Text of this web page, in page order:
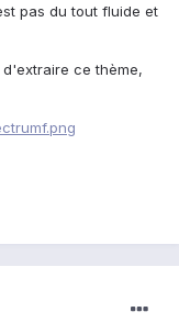
pas du tout fluide et
ce thème,